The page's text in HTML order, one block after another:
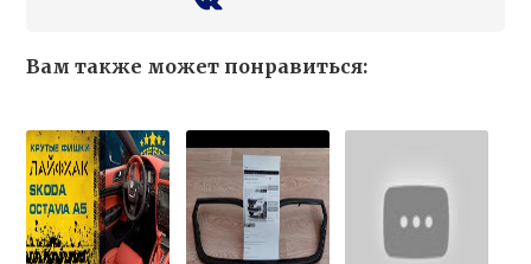
Вам также может понравиться: